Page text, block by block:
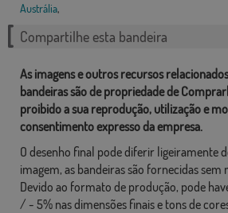
Austrália,
Compartilhe esta bandeira
As imagens e outros recursos
bandeiras são de propriedade de
proibido a sua reprodução, utilização e
consentimento expresso da empresa.
O desenho final pode diferir ligeiramente
imagem, as bandeiras são fornecidas sem
Devido ao formato de produção, pode
/ - 5% nas dimensões finais e tons de